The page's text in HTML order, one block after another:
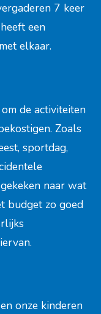
7 keer
een
elkaar.
de activiteiten
Zoals
sportdag,
naar wat
budget zo goed
onze kinderen